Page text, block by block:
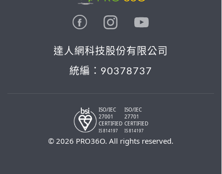
達人網科技股份有限公司
統編：90378737
ISO/IEC
27001
CERTIFIED
IS 814197
ISO/IEC
27701
CERTIFIED
IS 814197
© 2026 PRO36O. All rights reserved.